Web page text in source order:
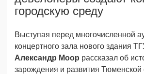
городскую среду
Выступая перед многочисленной
концертного зала нового здания
Александр Моор рассказал об
зарождения и развития Тюменской